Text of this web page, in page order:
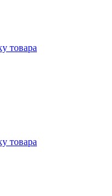
товара
товара